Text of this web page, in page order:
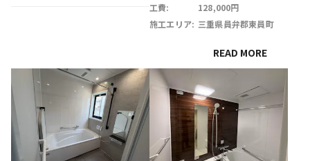
工費:
128,000円
施工エリア: 三重県員弁郡東員町
READ MORE